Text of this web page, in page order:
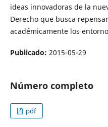
ideas innovadoras de la
Derecho que busca
académicamente los
Publicado: 2015-05-29
Número completo
pdf